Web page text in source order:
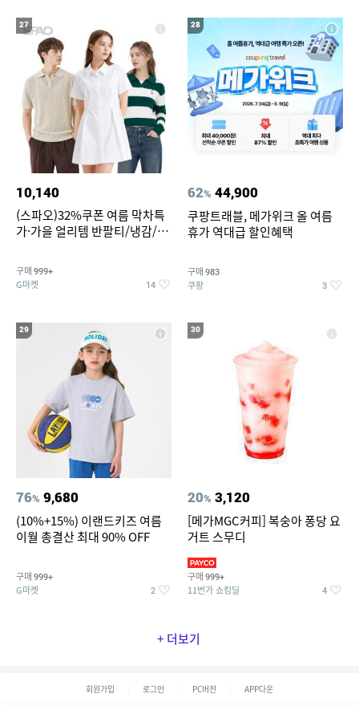
27
10,140
(스파오)32%쿠폰 여름 막차특
가·가을 얼리템 반팔티/냉감/반
건 외 ~74%OFF
구매 999+
G마켓 14
28
62% 44,900
쿠팡트래블, 메가위크 올 여름
휴가 역대급 할인혜택
구매 983
쿠팡 3
29
76% 9,680
(10%+15%) 이랜드키즈 여름
이월 총결산 최대 90% OFF
구매 999+
G마켓 2
30
20% 3,120
[메가MGC커피] 복숭아 퐁당 요
거트 스무디
구매 999+
11번가 쇼킹딜 4
+ 더보기
회원가입 로그인 PC버전 APP다운